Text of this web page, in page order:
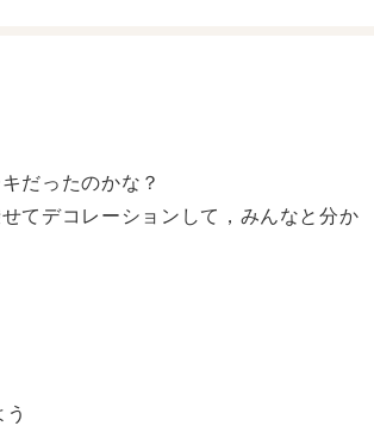
だったのかな？
てデコレーションして，みんなと分か